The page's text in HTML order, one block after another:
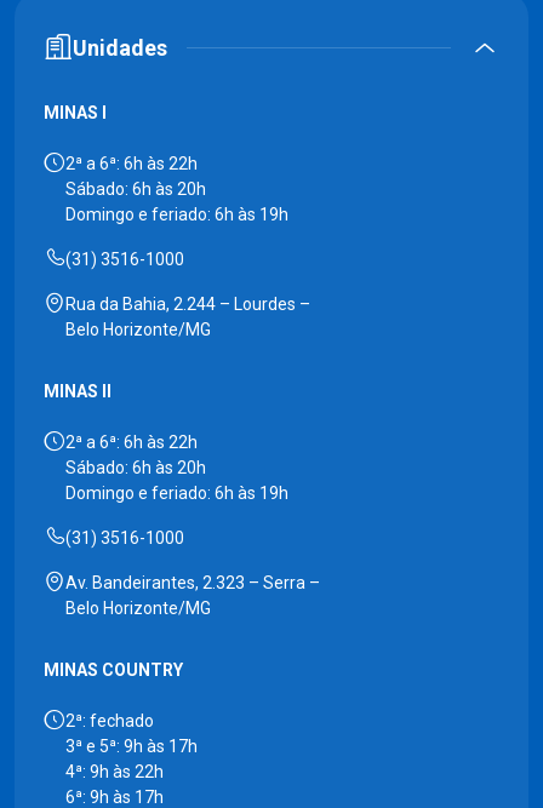
Unidades
MINAS I
2ª a 6ª: 6h às 22h
Sábado: 6h às 20h
Domingo e feriado: 6h às 19h
(31) 3516-1000
Rua da Bahia, 2.244 – Lourdes –
Belo Horizonte/MG
MINAS II
2ª a 6ª: 6h às 22h
Sábado: 6h às 20h
Domingo e feriado: 6h às 19h
(31) 3516-1000
Av. Bandeirantes, 2.323 – Serra –
Belo Horizonte/MG
MINAS COUNTRY
2ª: fechado
3ª e 5ª: 9h às 17h
4ª: 9h às 22h
6ª: 9h às 17h